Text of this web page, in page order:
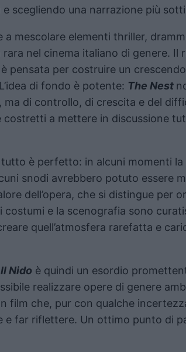
scegliendo una narrazione più
a mescolare elementi thriller,
rara nel cinema italiano di genere.
pensata per costruire un
di fondo è potente: The Nest
ma di controllo, di crescita e del
costretti a mettere in discussione
è perfetto: in alcuni momenti
snodi avrebbero potuto essere
dell’opera, che si distingue per
costumi e la scenografia sono
quell’atmosfera rarefatta e
Nido è quindi un esordio
realizzare opere di genere
film che, pur con qualche
e far riflettere. Un ottimo punto di